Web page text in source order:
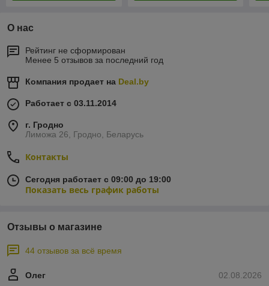
О нас
Рейтинг не сформирован
Менее 5 отзывов за последний год
Компания продает на Deal.by
Работает с 03.11.2014
г. Гродно
Лиможа 26, Гродно, Беларусь
Контакты
Сегодня работает с 09:00 до 19:00
Показать весь график работы
Отзывы о магазине
44 отзывов за всё время
02.08.2026
Олег